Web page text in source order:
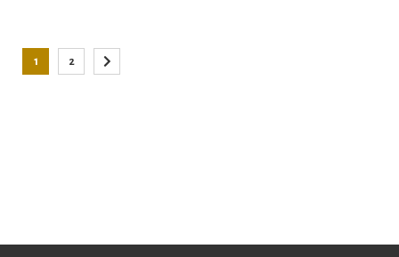
Está viendo la página
1
Página
2
Página
Siguiente